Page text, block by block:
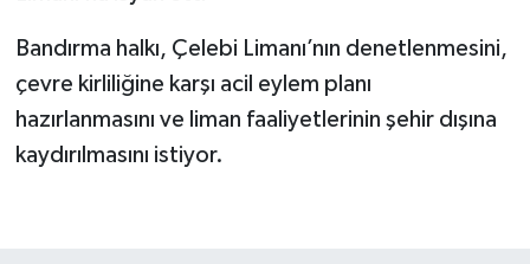
Bandırma halkı, Çelebi Limanı’nın denetlenmesini,
çevre kirliliğine karşı acil eylem planı
hazırlanmasını ve liman faaliyetlerinin şehir dışına
kaydırılmasını istiyor.